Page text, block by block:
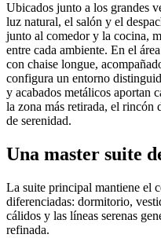
Ubicados junto a los grandes
luz natural, el salón y el
junto al comedor y la cocina,
entre cada ambiente. En el
con chaise longue,
configura un entorno
y acabados metálicos aportan
la zona más retirada, el rincón
de serenidad.
Una master suite
La suite principal mantiene el
diferenciadas: dormitorio,
cálidos y las líneas serenas
refinada.